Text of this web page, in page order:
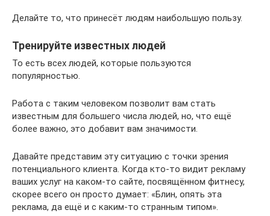
Делайте то, что принесёт людям наибольшую пользу.
Тренируйте известных людей
То есть всех людей, которые пользуются
популярностью.
Работа с таким человеком позволит вам стать
известным для большего числа людей, но, что ещё
более важно, это добавит вам значимости.
Давайте представим эту ситуацию с точки зрения
потенциального клиента. Когда кто-то видит рекламу
ваших услуг на каком-то сайте, посвящённом фитнесу,
скорее всего он просто думает: «Блин, опять эта
реклама, да ещё и с каким-то странным типом».